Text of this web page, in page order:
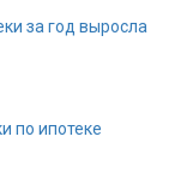
за год выросла
по ипотеке